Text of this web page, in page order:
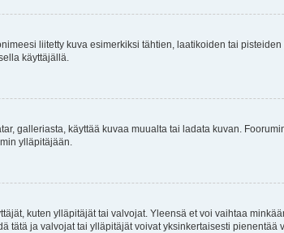
liitetty kuva esimerkiksi tähtien, laatikoiden tai
käyttäjällä.
galleriasta, käyttää kuvaa muualta tai ladata kuvan.
ylläpitäjään.
kuten ylläpitäjät tai valvojat. Yleensä et voi vaihtaa
ja valvojat tai ylläpitäjät voivat yksinkertaisesti pienentää